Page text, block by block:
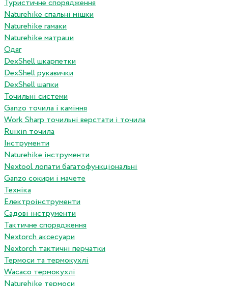
Туристичне спорядження
Naturehike спальні мішки
Naturehike гамаки
Naturehike матраци
Одяг
DexShell шкарпетки
DexShell рукавички
DexShell шапки
Точильні системи
Ganzo точила і каміння
Work Sharp точильні верстати і точила
Ruixin точила
Інструменти
Naturehike інструменти
Nextool лопати багатофункціональні
Ganzo сокири і мачете
Техніка
Електроінструменти
Садові інструменти
Тактичне спорядження
Nextorch аксесуари
Nextorch тактичні перчатки
Термоси та термокухлі
Wacaco термокухлі